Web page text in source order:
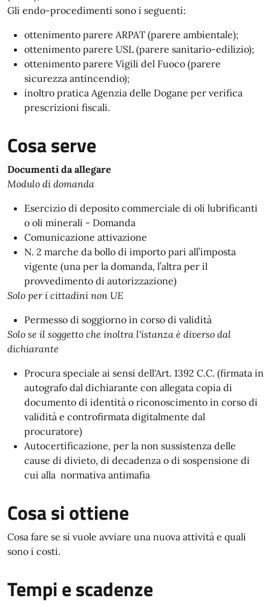
Gli endo-procedimenti sono i seguenti:
ottenimento parere ARPAT (parere ambientale);
ottenimento parere USL (parere sanitario-edilizio);
ottenimento parere Vigili del Fuoco (parere
sicurezza antincendio);
inoltro pratica Agenzia delle Dogane per verifica
prescrizioni fiscali.
Cosa serve
Documenti da allegare
Modulo di domanda
Esercizio di deposito commerciale di oli lubrificanti
o oli minerali - Domanda
Comunicazione attivazione
N. 2 marche da bollo di importo pari all’imposta
vigente (una per la domanda, l’altra per il
provvedimento di autorizzazione)
Solo per i cittadini non UE
Permesso di soggiorno in corso di validità
Solo se il soggetto che inoltra l'istanza è diverso dal
dichiarante
Procura speciale ai sensi dell'Art. 1392 C.C. (firmata in
autografo dal dichiarante con allegata copia di
documento di identità o riconoscimento in corso di
validità e controfirmata digitalmente dal
procuratore)
Autocertificazione, per la non sussistenza delle
cause di divieto, di decadenza o di sospensione di
cui alla normativa antimafia
Cosa si ottiene
Cosa fare se si vuole avviare una nuova attività e quali
sono i costi.
Tempi e scadenze